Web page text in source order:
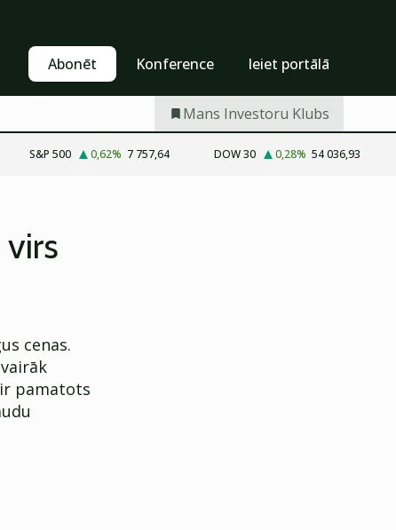
Abonēt Konference Ieiet portālā
Mans Investoru Klubs
S&P 500 0,62% 7 757,64 DOW 30 0,28% 54 036,93
cenas.
pamatots